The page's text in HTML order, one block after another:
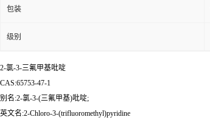
包装
级别
2-氯-3-三氟甲基吡啶
CAS:65753-47-1
别名:2-氯-3-(三氟甲基)吡啶;
英文名:2-Chloro-3-(trifluoromethyl)pyridine